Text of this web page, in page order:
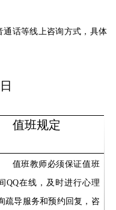
通话等线上咨询方式，具体
值班规定
值班教师必须保证值班
QQ在线，及时进行心理
疏导服务和预约回复，咨